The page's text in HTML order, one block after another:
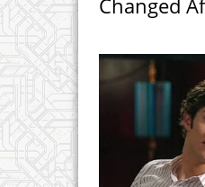
Changed